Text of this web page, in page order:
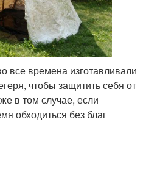
все времена изготавливали
чтобы защитить себя от
в том случае, если
обходиться без благ